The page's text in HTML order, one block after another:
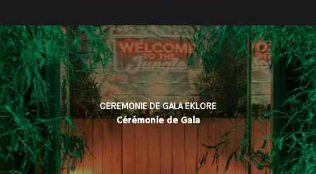
CEREMONIE DE GALA EKLORE
Cérémonie de Gala